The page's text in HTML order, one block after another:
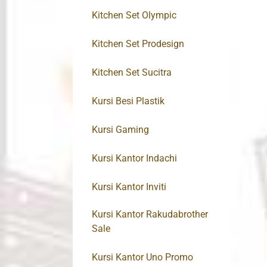
Kitchen Set Olympic
Kitchen Set Prodesign
Kitchen Set Sucitra
Kursi Besi Plastik
Kursi Gaming
Kursi Kantor Indachi
Kursi Kantor Inviti
Kursi Kantor Rakudabrother
Sale
Kursi Kantor Uno Promo